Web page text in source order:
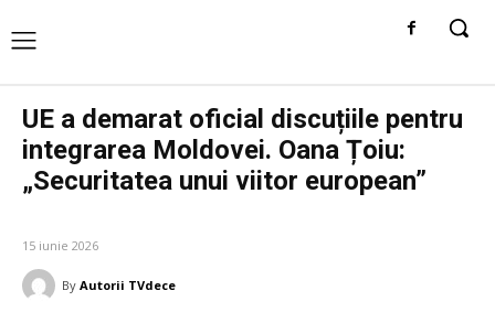
UE a demarat oficial discuțiile pentru
integrarea Moldovei. Oana Țoiu:
„Securitatea unui viitor european”
15 iunie 2026
By Autorii TVdece